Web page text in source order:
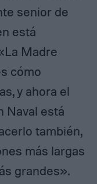
senior de
está
Madre
cómo
y ahora el
Naval está
también,
más largas
grandes».